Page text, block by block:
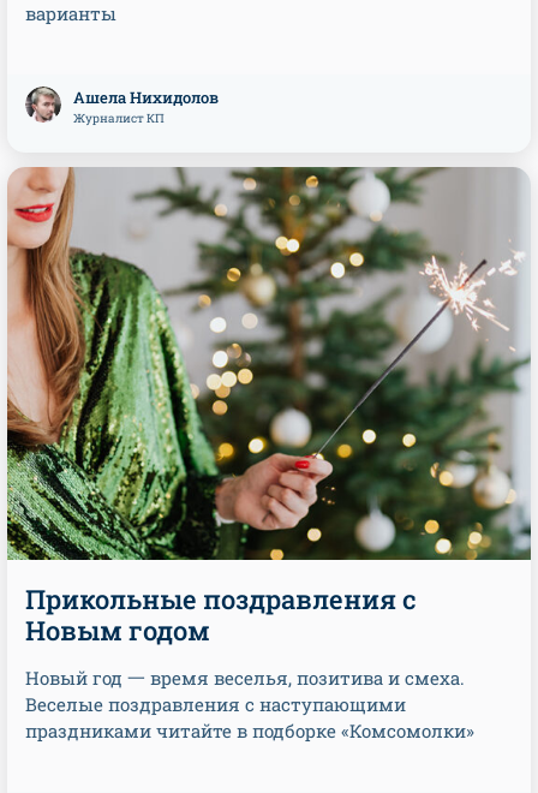
варианты
Ашела Нихидолов
Журналист КП
Прикольные поздравления с
Новым годом
Новый год 一 время веселья, позитива и смеха.
Веселые поздравления с наступающими
праздниками читайте в подборке «Комсомолки»